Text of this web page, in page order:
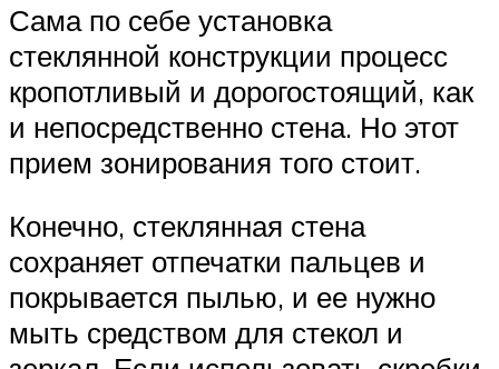
Сама по себе установка
стеклянной конструкции процесс
кропотливый и дорогостоящий, как
и непосредственно стена. Но этот
прием зонирования того стоит.
Конечно, стеклянная стена
сохраняет отпечатки пальцев и
покрывается пылью, и ее нужно
мыть средством для стекол и